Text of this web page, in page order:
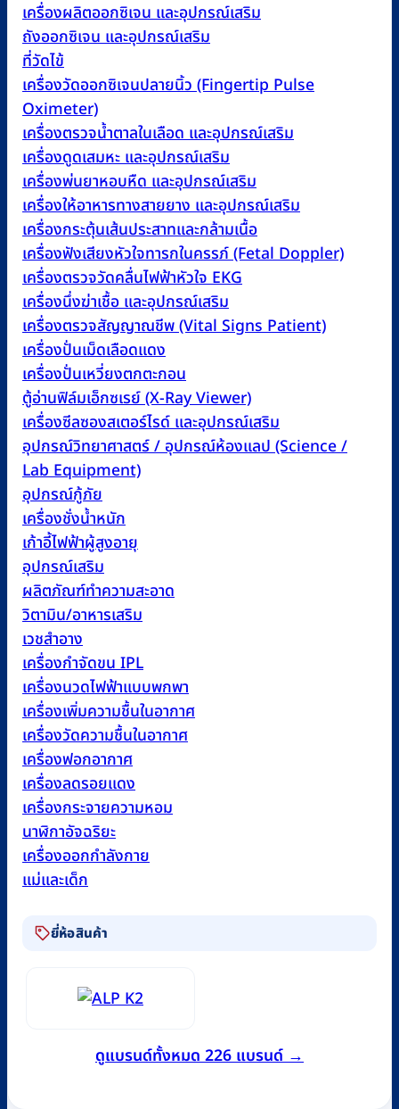
เครื่องผลิตออกซิเจน และอุปกรณ์เสริม
ถังออกซิเจน และอุปกรณ์เสริม
ที่วัดไข้
เครื่องวัดออกซิเจนปลายนิ้ว (Fingertip Pulse
Oximeter)
เครื่องตรวจน้ำตาลในเลือด และอุปกรณ์เสริม
เครื่องดูดเสมหะ และอุปกรณ์เสริม
เครื่องพ่นยาหอบหืด และอุปกรณ์เสริม
เครื่องให้อาหารทางสายยาง และอุปกรณ์เสริม
เครื่องกระตุ้นเส้นประสาทและกล้ามเนื้อ
เครื่องฟังเสียงหัวใจทารกในครรภ์ (Fetal Doppler)
เครื่องตรวจวัดคลื่นไฟฟ้าหัวใจ EKG
เครื่องนึ่งฆ่าเชื้อ และอุปกรณ์เสริม
เครื่องตรวจสัญญาณชีพ (Vital Signs Patient)
เครื่องปั่นเม็ดเลือดแดง
เครื่องปั่นเหวี่ยงตกตะกอน
ตู้อ่านฟิล์มเอ็กซเรย์ (X-Ray Viewer)
เครื่องซีลซองสเตอร์ไรด์ และอุปกรณ์เสริม
อุปกรณ์วิทยาศาสตร์ / อุปกรณ์ห้องแลป (Science /
Lab Equipment)
อุปกรณ์กู้ภัย
เครื่องชั่งน้ำหนัก
เก้าอี้ไฟฟ้าผู้สูงอายุ
อุปกรณ์เสริม
ผลิตภัณฑ์ทำความสะอาด
วิตามิน/อาหารเสริม
เวชสำอาง
เครื่องกำจัดขน IPL
เครื่องนวดไฟฟ้าแบบพกพา
เครื่องเพิ่มความชื้นในอากาศ
เครื่องวัดความชื้นในอากาศ
เครื่องฟอกอากาศ
เครื่องลดรอยแดง
เครื่องกระจายความหอม
นาฬิกาอัจฉริยะ
เครื่องออกกำลังกาย
แม่และเด็ก
ยี่ห้อสินค้า
ดูแบรนด์ทั้งหมด 226 แบรนด์ →